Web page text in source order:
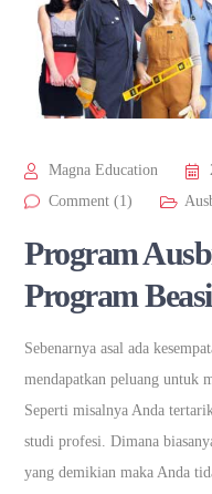
Magna Education
Comment (1)
Program
Program
Sebenarnya asal ada
mendapatkan peluang untuk
Seperti misalnya Anda
studi profesi. Dimana
yang demikian maka Anda